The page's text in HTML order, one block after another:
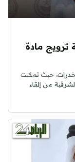
ترويج مادة
حيث تمكنت
من إلقاء